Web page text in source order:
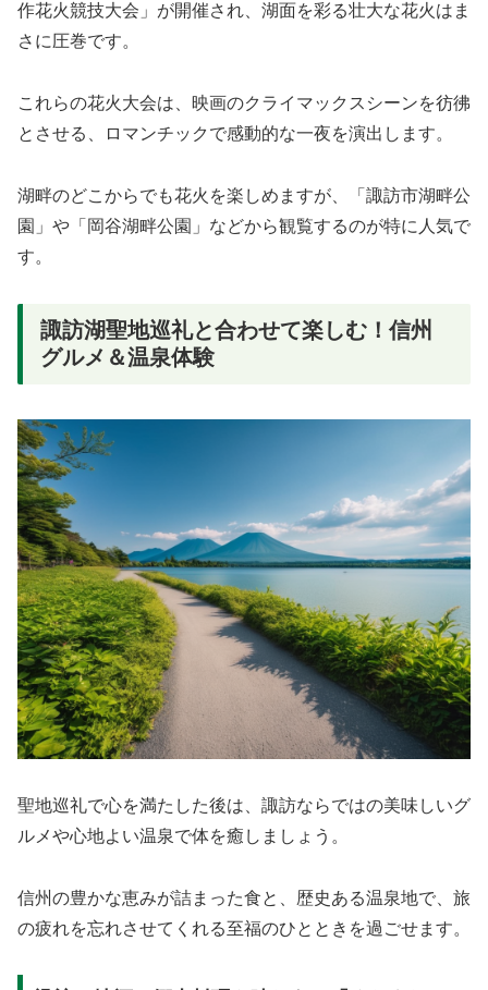
作花火競技大会」が開催され、湖面を彩る壮大な花火はま
さに圧巻です。
これらの花火大会は、映画のクライマックスシーンを彷彿
とさせる、ロマンチックで感動的な一夜を演出します。
湖畔のどこからでも花火を楽しめますが、「諏訪市湖畔公
園」や「岡谷湖畔公園」などから観覧するのが特に人気で
す。
諏訪湖聖地巡礼と合わせて楽しむ！信州
グルメ＆温泉体験
聖地巡礼で心を満たした後は、諏訪ならではの美味しいグ
ルメや心地よい温泉で体を癒しましょう。
信州の豊かな恵みが詰まった食と、歴史ある温泉地で、旅
の疲れを忘れさせてくれる至福のひとときを過ごせます。